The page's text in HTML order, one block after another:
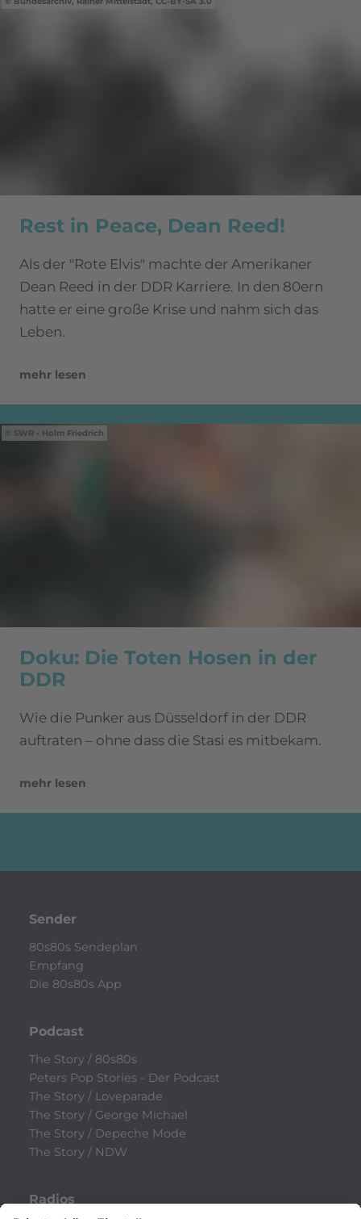
Rest in Peace, Dean Reed!
Als der "Rote Elvis" machte der Amerikaner
Dean Reed in der DDR Karriere. In den 80ern
hatte er eine große Krise und nahm sich das
Leben.
mehr lesen
SWR • Holm Friedrich
Doku: Die Toten Hosen in der
DDR
Wie die Punker aus Düsseldorf in der DDR
auftraten – ohne dass die Stasi es mitbekam.
mehr lesen
Sender
80s80s Sendeplan
Empfang
Die 80s80s App
Podcast
The Story / 80s80s
Peters Pop Stories - Der Podcast
The Story / Loveparade
The Story / George Michael
The Story / Depeche Mode
The Story / NDW
Radios